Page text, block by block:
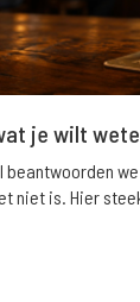
je wilt
beantwoorden
niet is. Hier